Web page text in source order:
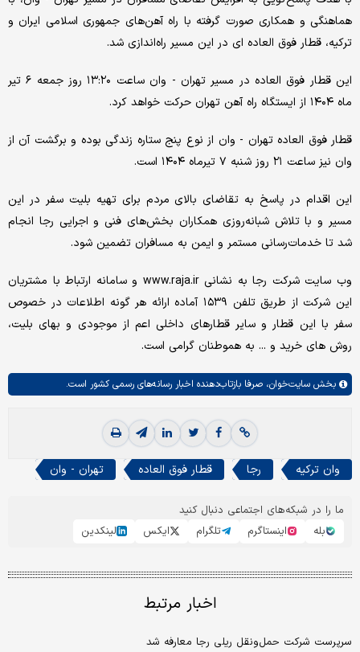
هماهنگی و همکاری صورت گرفته با راه آهن‌های جمهوری اسلامی ایران و
ترکیه، قطار فوق العاده ای در این مسیر راه‌اندازی شد.
این قطار فوق العاده در مسیر تهران - وان ساعت ۱۳:۲۰ روز جمعه ۶ تیر
ماه ۱۴۰۴ از ایستگاه راه آهن تهران حرکت خواهد کرد.
قطار فوق العاده تهران - وان از نوع پنج ستاره زندگی بوده و برگشت آن از
وان نیز ساعت ۲۱ روز شنبه ۷ تیرماه ۱۴۰۴ است.
این اقدام در پاسخ به تقاضای بالای مردم برای تهیه بلیت سفر در این
مسیر و با تلاش شبانه‌روزی همکاران بخش‌های فنی و اجرایی رجا انجام
شد تا خدمات‌رسانی مستمر و ایمن به مسافران تضمین شود.
وب سایت شرکت رجا به نشانی www.raja.ir و سامانه ارتباط با مشتریان
این شرکت از طریق تلفن ۱۵۳۹ آماده ارائه هر گونه اطلاعات در خصوص
سفر با این قطار و سایر قطارهای داخلی اعم از موجودی و بهای بلیت،
روش های خرید و ... به هموطنان گرامی است.
بخش سایت‌خوان، صرفا بازتاب‌دهنده اخبار رسانه‌های رسمی کشور است.
وان ترکیه رجا قطار فوق العاده تهران - وان
ما را در شبکه‌های اجتماعی دنبال کنید
بله
اینستاگرم تلگرام ایکس لینکدین
اخبار مرتبط
سرپرست شرکت حمل‌ونقل ریلی رجا معارفه شد